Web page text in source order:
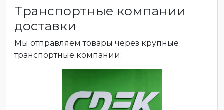
Транспортные компании
доставки
Мы отправляем товары через крупные
транспортные компании: